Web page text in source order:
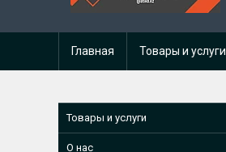
Главная Товары и услуги
Товары и услуги
О нас